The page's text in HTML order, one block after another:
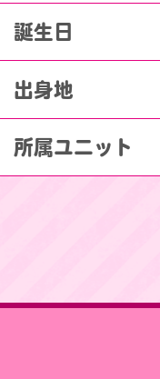
誕生日
出身地
所属ユニット